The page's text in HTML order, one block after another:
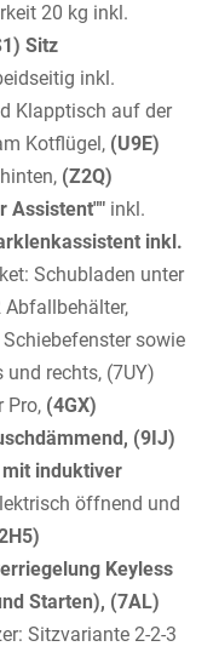
20 kg inkl.
Sitz
inkl.
Klapptisch auf der
Kotflügel, (U9E)
(Z2Q)
Assistent"" inkl.
inkl.
Schubladen unter
sowie
rechts, (7UY)
Pro, (4GX)
(9IJ)
induktiver
öffnend und
Keyless
Starten), (7AL)
Sitzvariante 2-2-3